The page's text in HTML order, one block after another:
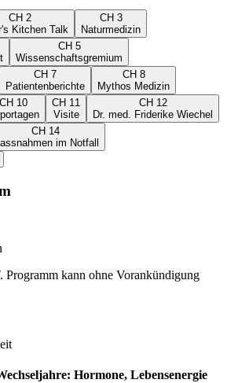
CH 2
Kitchen Talk
CH 3
Naturmedizin
CH 5
Wissenschaftsgremium
CH 7
Patientenberichte
CH 8
Mythos Medizin
CH 10
CH 11
Visite
CH 12
Dr. med. Friderike Wiechel
CH 14
im Notfall
kann ohne Vorankündigung
Hormone, Lebensenergie